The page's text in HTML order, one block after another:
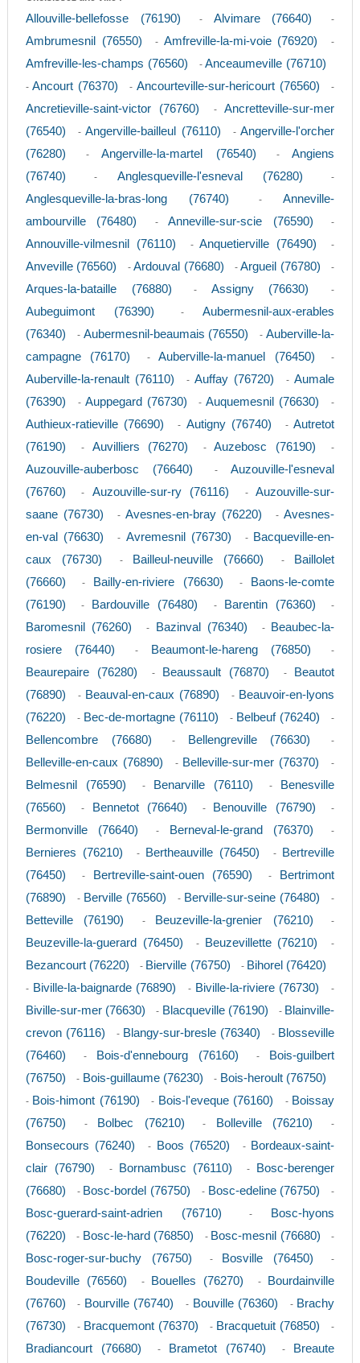
Allouville-bellefosse (76190) - Alvimare (76640) -
Ambrumesnil (76550) - Amfreville-la-mi-voie (76920) -
Amfreville-les-champs (76560) -Anceaumeville (76710)
-Ancourt (76370) -Ancourteville-sur-hericourt (76560) -
Ancretieville-saint-victor (76760) -Ancretteville-sur-mer
(76540)
-Angerville-bailleul (76110) -Angerville-l'orcher
(76280)
-Angerville-la-martel (76540) -Angiens
(76740)
- Anglesqueville-l'esneval (76280) -
Anglesqueville-la-bras-long (76740) -Anneville-
ambourville (76480)
-Anneville-sur-scie (76590) -
Annouville-vilmesnil (76110) -Anquetierville (76490) -
Anveville (76560) -Ardouval (76680) -Argueil (76780) -
Arques-la-bataille (76880) - Assigny (76630) -
Aubeguimont (76390) -Aubermesnil-aux-erables
(76340)
- Aubermesnil-beaumais (76550) -Auberville-la-
campagne (76170)
-Auberville-la-manuel (76450) -
Auberville-la-renault (76110) - Auffay (76720) -Aumale
(76390)
- Auppegard (76730) -Auquemesnil (76630) -
Authieux-ratieville (76690) - Autigny (76740) -Autretot
(76190)
- Auvilliers (76270) -Auzebosc (76190) -
Auzouville-auberbosc (76640) -Auzouville-l'esneval
(76760)
- Auzouville-sur-ry (76116) -Auzouville-sur-
saane (76730)
-Avesnes-en-bray (76220) -Avesnes-
en-val (76630)
- Avremesnil (76730) - Bacqueville-en-
caux (76730)
- Bailleul-neuville (76660) -
Baillolet
(76660)
- Bailly-en-riviere (76630) -
Baons-le-comte
(76190)
- Bardouville (76480) - Barentin (76360) -
Baromesnil (76260) - Bazinval (76340) -
Beaubec-la-
rosiere (76440)
- Beaumont-le-hareng (76850) -
Beaurepaire (76280) - Beaussault (76870) -
Beautot
(76890)
- Beauval-en-caux (76890) - Beauvoir-en-lyons
(76220)
- Bec-de-mortagne (76110) - Belbeuf (76240) -
Bellencombre (76680) - Bellengreville (76630) -
Belleville-en-caux (76890) - Belleville-sur-mer (76370) -
Belmesnil (76590) - Benarville (76110) -
Benesville
(76560)
- Bennetot (76640) - Benouville (76790) -
Bermonville (76640) - Berneval-le-grand (76370) -
Bernieres (76210) - Bertheauville (76450) -
Bertreville
(76450)
- Bertreville-saint-ouen (76590) -
Bertrimont
(76890)
- Berville (76560) - Berville-sur-seine (76480) -
Betteville (76190) - Beuzeville-la-grenier (76210) -
Beuzeville-la-guerard (76450) - Beuzevillette (76210) -
Bezancourt (76220) - Bierville (76750) - Bihorel (76420)
- Biville-la-baignarde (76890) - Biville-la-riviere (76730) -
Biville-sur-mer (76630) - Blacqueville (76190) - Blainville-
crevon (76116)
- Blangy-sur-bresle (76340) - Blosseville
(76460)
- Bois-d'ennebourg (76160) -
Bois-guilbert
(76750)
- Bois-guillaume (76230) - Bois-heroult (76750)
- Bois-himont (76190) - Bois-l'eveque (76160) - Boissay
(76750)
- Bolbec (76210) - Bolleville (76210) -
Bonsecours (76240) - Boos (76520) - Bordeaux-saint-
clair (76790)
- Bornambusc (76110) -
Bosc-berenger
(76680)
- Bosc-bordel (76750) - Bosc-edeline (76750) -
Bosc-guerard-saint-adrien (76710) -
Bosc-hyons
(76220)
- Bosc-le-hard (76850) - Bosc-mesnil (76680) -
Bosc-roger-sur-buchy (76750) - Bosville (76450) -
Boudeville (76560) - Bouelles (76270) -
Bourdainville
(76760)
- Bourville (76740) - Bouville (76360) - Brachy
(76730)
- Bracquemont (76370) - Bracquetuit (76850) -
Bradiancourt (76680) - Brametot (76740) -
Breaute